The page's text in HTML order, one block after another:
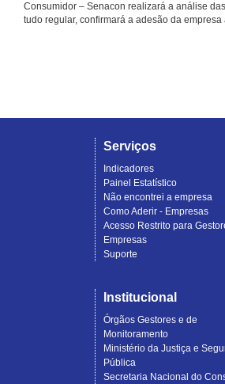
Consumidor – Senacon realizará a análise
tudo regular, confirmará a adesão da empresa
Serviços
Indicadores
Painel Estatístico
Não encontrei a empresa
Como Aderir - Empresas
Acesso Restrito para
Empresas
Suporte
Institucional
Órgãos Gestores e de
Monitoramento
Ministério da Justiça e
Pública
Secretaria Nacional do